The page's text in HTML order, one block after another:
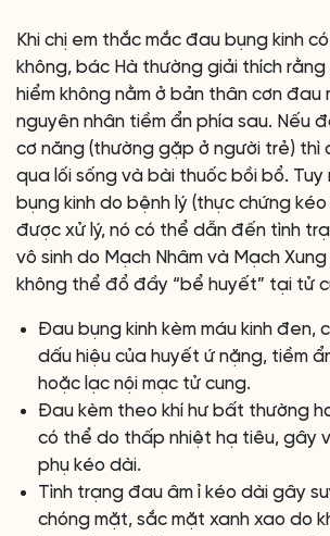
Khi chị em thắc mắc đau bụng kinh
không, bác Hà thường giải thích
hiểm không nằm ở bản thân cơn đau
nguyên nhân tiềm ẩn phía sau. Nếu
cơ năng (thường gặp ở người trẻ) thì
qua lối sống và bài thuốc bồi bổ. Tuy
bụng kinh do bệnh lý (thực chứng
được xử lý, nó có thể dẫn đến tình
vô sinh do Mạch Nhâm và Mạch
không thể đổ đầy “bể huyết” tại tử
Đau bụng kinh kèm máu kinh đen,
dấu hiệu của huyết ứ nặng, tiềm
hoặc lạc nội mạc tử cung.
Đau kèm theo khí hư bất thường
có thể do thấp nhiệt hạ tiêu, gây
phụ kéo dài.
Tình trạng đau âm ỉ kéo dài gây
chóng mặt, sắc mặt xanh xao do